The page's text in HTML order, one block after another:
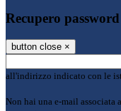
Recupero password
button close ×
all'indirizzo indicato con le
Non hai una e-mail associata